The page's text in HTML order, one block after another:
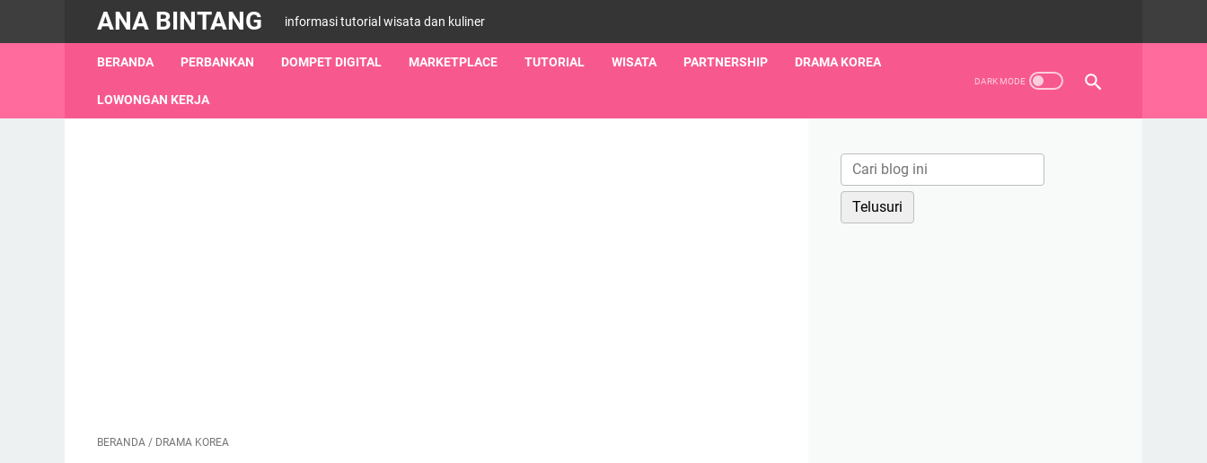
ANA BINTANG informasi tutorial wisata dan kuliner
BERANDA PERBANKAN DOMPET DIGITAL MARKETPLACE TUTORIAL WISATA PARTNERSHIP DRAMA KOREA
LOWONGAN KERJA
BERANDA / DRAMA KOREA